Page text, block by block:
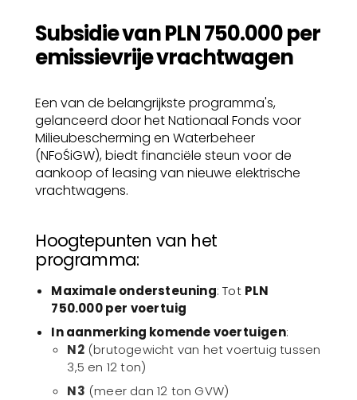
Subsidie van PLN 750.000 per
emissievrije vrachtwagen
Een van de belangrijkste programma's,
gelanceerd door het Nationaal Fonds voor
Milieubescherming en Waterbeheer
(NFoŚiGW), biedt financiële steun voor de
aankoop of leasing van nieuwe elektrische
vrachtwagens.
Hoogtepunten van het
programma:
Maximale ondersteuning: Tot PLN
750.000 per voertuig
In aanmerking komende voertuigen:
N2(brutogewicht van het voertuig tussen
3,5 en 12 ton)
N3 (meer dan 12 ton GVW)